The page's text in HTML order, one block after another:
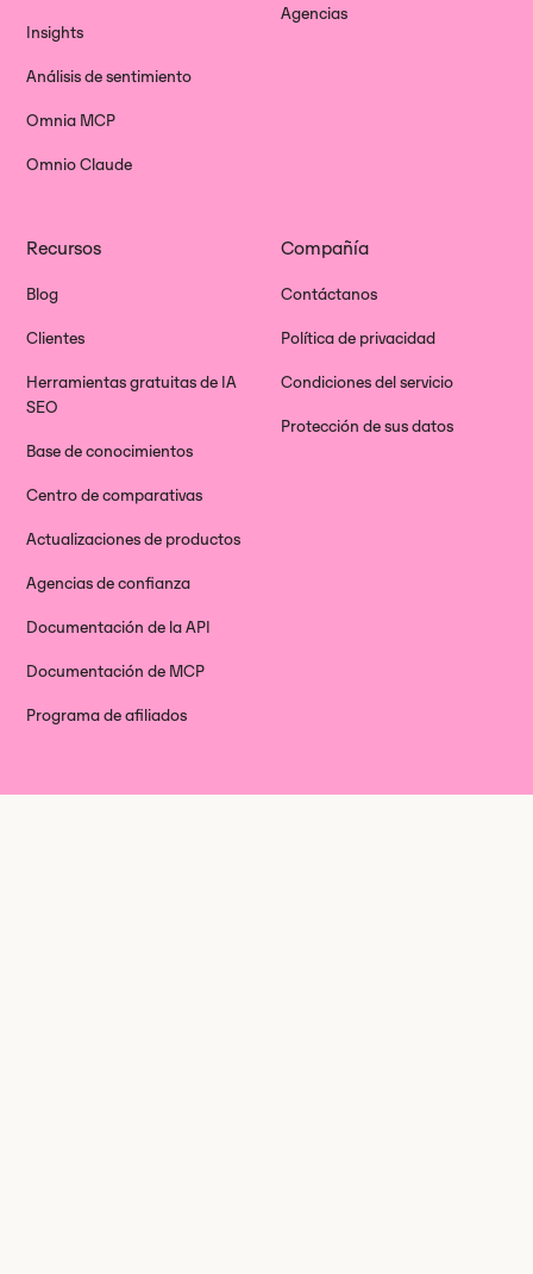
Insights
Análisis de sentimiento
Omnia MCP
Omnio Claude
Agencias
Recursos
Blog
Clientes
Herramientas gratuitas de IA
SEO
Base de conocimientos
Centro de comparativas
Actualizaciones de productos
Agencias de confianza
Documentación de la API
Documentación de MCP
Programa de afiliados
Compañía
Contáctanos
Política de privacidad
Condiciones del servicio
Protección de sus datos